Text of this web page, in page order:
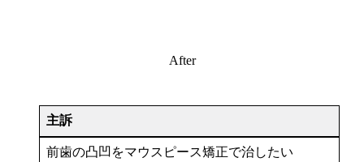
After
主訴
前歯の凸凹をマウスピース矯正で治したい